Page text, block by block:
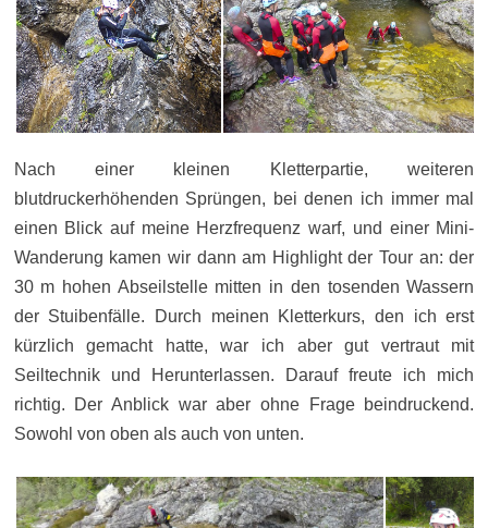
Nach einer kleinen Kletterpartie, weiteren
blutdruckerhöhenden Sprüngen, bei denen ich immer mal
einen Blick auf meine Herzfrequenz warf, und einer Mini-
Wanderung kamen wir dann am Highlight der Tour an: der
30 m hohen Abseilstelle mitten in den tosenden Wassern
der Stuibenfälle. Durch meinen Kletterkurs, den ich erst
kürzlich gemacht hatte, war ich aber gut vertraut mit
Seiltechnik und Herunterlassen. Darauf freute ich mich
richtig. Der Anblick war aber ohne Frage beindruckend.
Sowohl von oben als auch von unten.